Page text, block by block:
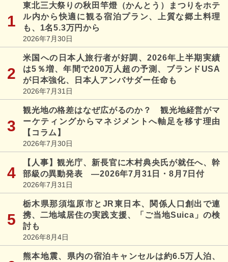
東北三大祭りの秋田竿燈（かんとう）まつりをホテ
ル内から快適に観る宿泊プラン、上質な郷土料理
も、1名5.3万円から
2026年7月30日
米国への日本人旅行者が好調、2026年上半期実績
は5％増、年間で200万人超の予測、ブランドUSA
が日本強化、日本人アンバサダー任命も
2026年7月31日
観光地の格差はなぜ広がるのか？ 観光地経営がマ
ーケティングからマネジメントへ軸足を移す理由
【コラム】
2026年7月30日
【人事】観光庁、新長官に木村典央氏が就任へ、幹
部級の異動発表 ―2026年7月31日・8月7日付
2026年7月31日
栃木県那須塩原市とJR東日本、関係人口創出で連
携、二地域居住の実践支援、「ご当地Suica」の検
討も
2026年8月4日
熊本地震、県内の宿泊キャンセルは約6.5万人泊、